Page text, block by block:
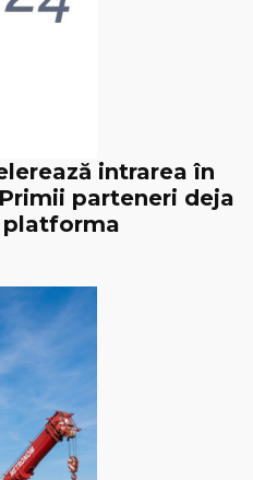
intrarea în
parteneri deja